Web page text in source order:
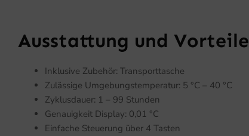
Ausstattung und Vorteile
Inklusive Zubehör: Transporttasche
Zulässige Umgebungstemperatur: 5 °C – 40 °C
Zyklusdauer: 1 – 99 Stunden
Genauigkeit Display: 0,01 °C
Einfache Steuerung über 4 Tasten